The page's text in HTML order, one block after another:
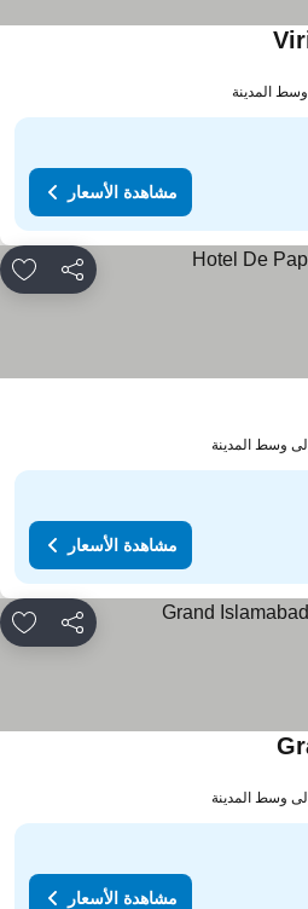
مشاهدة الأسعار
مشاهدة الأسعار
مشاركة
مشاهدة الأسعار
مشاركة
مشاهدة الأسعار
مشاهدة الأسعار